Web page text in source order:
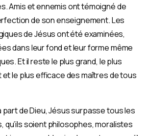
Amis et ennemis ont témoigné de
de son enseignement. Les
de Jésus ont été examinées,
dans leur fond et leur forme même
Et il reste le plus grand, le plus
et le plus efficace des maîtres de tous
part de Dieu, Jésus surpasse tous les
qu’ils soient philosophes, moralistes